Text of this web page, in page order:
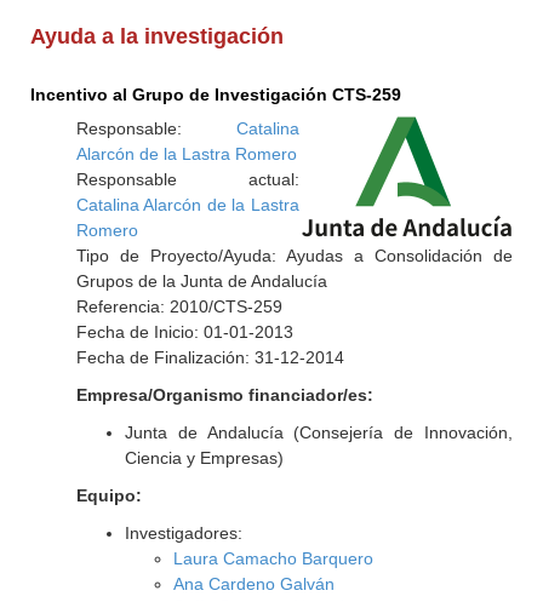
Ayuda a la investigación
Incentivo al Grupo de Investigación CTS-259
Responsable: Catalina
Alarcón de la Lastra Romero
Responsable actual:
Catalina Alarcón de la Lastra
Romero
Tipo de Proyecto/Ayuda: Ayudas a Consolidación de
Grupos de la Junta de Andalucía
Referencia: 2010/CTS-259
Fecha de Inicio: 01-01-2013
Fecha de Finalización: 31-12-2014
Empresa/Organismo financiador/es:
Junta de Andalucía (Consejería de Innovación,
Ciencia y Empresas)
Equipo:
Investigadores:
Laura Camacho Barquero
Ana Cardeno Galván